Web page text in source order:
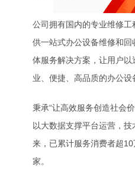
公司拥有国内的专业维修
供一站式办公设备维修和
体服务解决方案，让用户
业、便捷、高品质的办公设
秉承“让高效服务创造社会
以大数据支撑平台运营，
来，已累计服务消费者超
家。